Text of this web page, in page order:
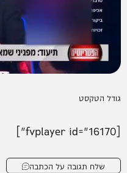
גודל הטקסט
[fvplayer id="16170"]
שלח תגובה על הכתבה